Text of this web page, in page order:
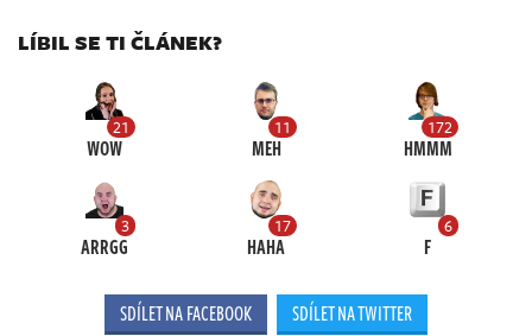
LÍBIL SE TI ČLÁNEK?
21
WOW
11
MEH
172
HMMM
3
ARRGG
17
HAHA
6
F
SDÍLET NA FACEBOOK SDÍLET NA TWITTER